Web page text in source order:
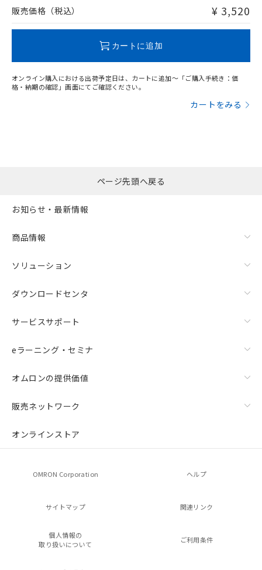
問い合わせください。
販売価格（税込） ¥ 3,520
カートに追加
オンライン購入における出荷予定日は、カートに追加～「ご購入手続き：価
格・納期の確認」画面にてご確認ください。
カートをみる
ページ先頭へ戻る
お知らせ・最新情報
商品情報
ソリューション
ダウンロードセンタ
サービスサポート
eラーニング・セミナ
オムロンの提供価値
販売ネットワーク
オンラインストア
OMRON Corporation ヘルプ
サイトマップ 関連リンク
個人情報の
取り扱いについて
ご利用条件